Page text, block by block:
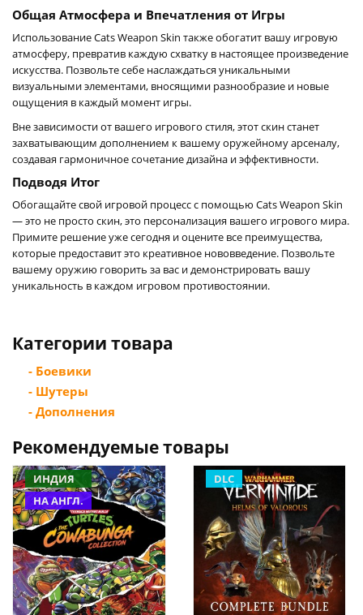
Общая Атмосфера и Впечатления от Игры
Использование Cats Weapon Skin также обогатит вашу игровую
атмосферу, превратив каждую схватку в настоящее произведение
искусства. Позвольте себе наслаждаться уникальными
визуальными элементами, вносящими разнообразие и новые
ощущения в каждый момент игры.
Вне зависимости от вашего игрового стиля, этот скин станет
захватывающим дополнением к вашему оружейному арсеналу,
создавая гармоничное сочетание дизайна и эффективности.
Подводя Итог
Обогащайте свой игровой процесс с помощью Cats Weapon Skin
— это не просто скин, это персонализация вашего игрового мира.
Примите решение уже сегодня и оцените все преимущества,
которые предоставит это креативное нововведение. Позвольте
вашему оружию говорить за вас и демонстрировать вашу
уникальность в каждом игровом противостоянии.
Категории товара
- Боевики
- Шутеры
- Дополнения
Рекомендуемые товары
ИНДИЯ
НА АНГЛ.
DLC